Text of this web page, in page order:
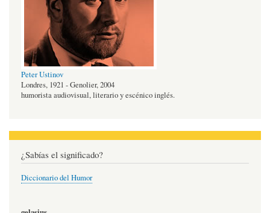
Peter Ustinov
Londres, 1921 - Genolier, 2004
humorista audiovisual, literario y escénico inglés.
¿Sabías el significado?
Diccionario del Humor